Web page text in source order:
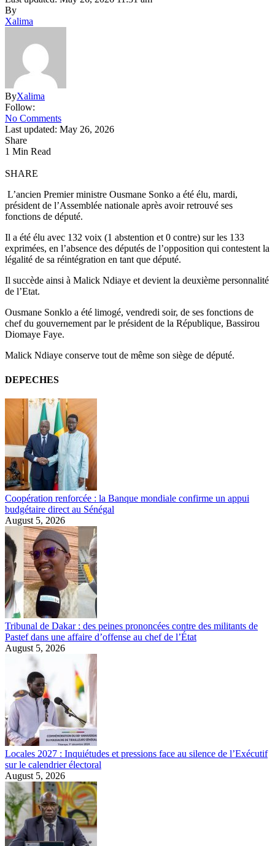
By
Xalima
ByXalima
Follow:
No Comments
Last updated: May 26, 2026
Share
1 Min Read
SHARE
L’ancien Premier ministre Ousmane Sonko a été élu, mardi,
président de l’Assemblée nationale après avoir retrouvé ses
fonctions de député.
Il a été élu avec 132 voix (1 abstention et 0 contre) sur les 133
exprimées, en l’absence des députés de l’opposition qui contestent la
légalité de sa réintégration en tant que député.
Il succède ainsi à Malick Ndiaye et devient la deuxième personnalité
de l’Etat.
Ousmane Sonklo a été limogé, vendredi soir, de ses fonctions de
chef du gouvernement par le président de la République, Bassirou
Diomaye Faye.
Malick Ndiaye conserve tout de même son siège de député.
DEPECHES
Coopération renforcée : la Banque mondiale confirme un appui
budgétaire direct au Sénégal
August 5, 2026
Tribunal de Dakar : des peines prononcées contre des militants de
Pastef dans une affaire d’offense au chef de l’État
August 5, 2026
Locales 2027 : Inquiétudes et pressions face au silence de l’Exécutif
sur le calendrier électoral
August 5, 2026